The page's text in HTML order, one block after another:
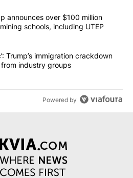
most commented articles in the last
Trump announces over $100
announces over $100 million
schools, including UTEP
been chaotic’: Trump’s
Trump’s immigration crackdown
industry groups
Powered by